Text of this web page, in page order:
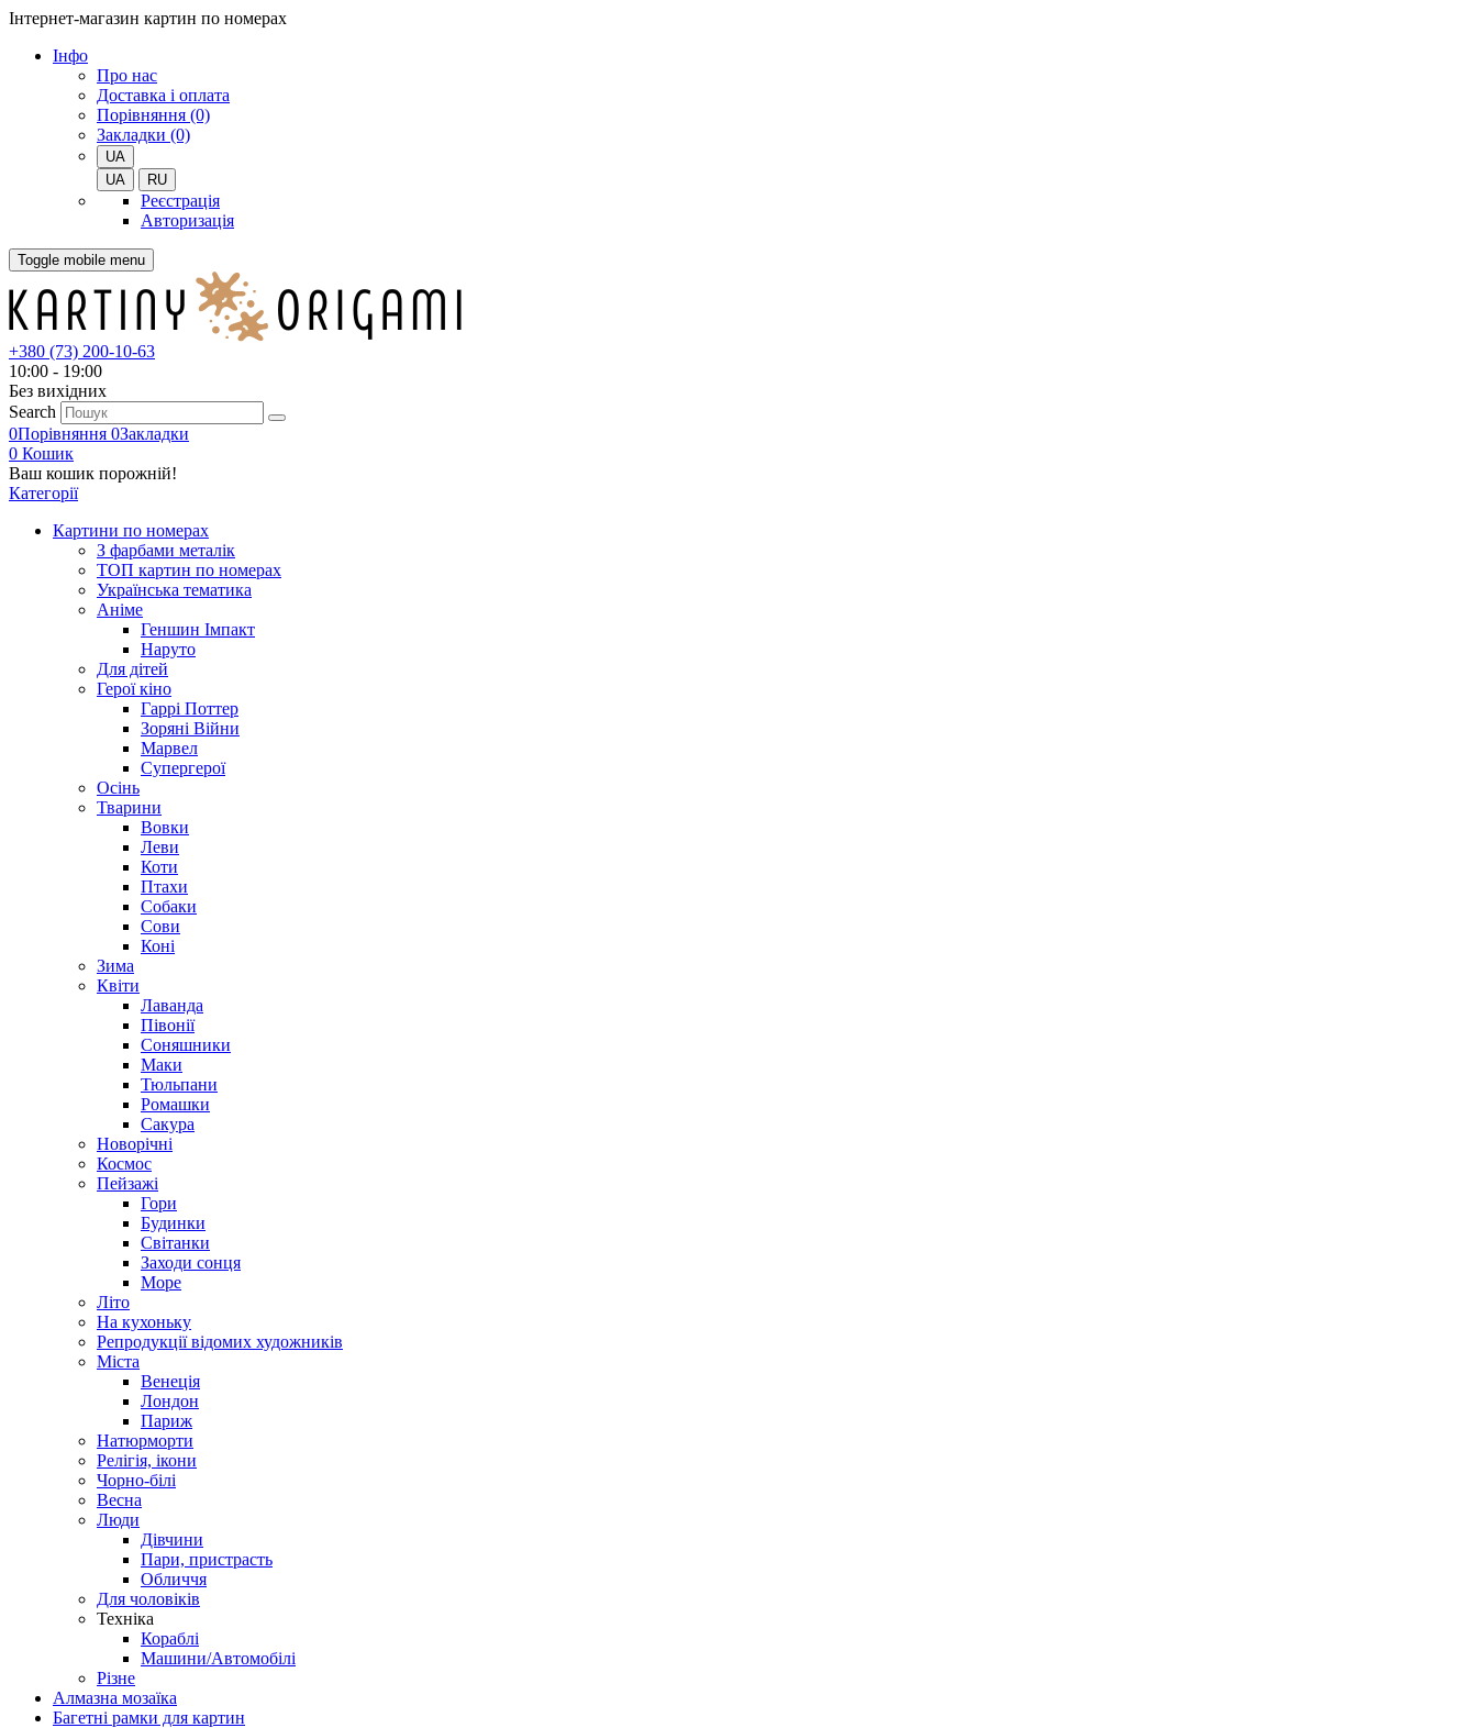
Інтернет-магазин картин по номерах
Iнфо
Про нас
Доставка і оплата
Порівняння (0)
Закладки (0)
UA
UA
RU
Реєстрація
Авторизація
Toggle mobile menu
+380 (73) 200-10-63
10:00 - 19:00
Без вихiдних
Search
0Порівняння 0Закладки
0 Кошик
Ваш кошик порожній!
Категорії
Картини по номерах
З фарбами металік
ТОП картин по номерах
Українська тематика
Аніме
Геншин Імпакт
Наруто
Для дітей
Герої кіно
Гаррі Поттер
Зоряні Війни
Марвел
Супергерої
Осінь
Тварини
Вовки
Леви
Коти
Птахи
Собаки
Сови
Коні
Зима
Квіти
Лаванда
Півонії
Соняшники
Маки
Тюльпани
Ромашки
Сакура
Новорічні
Космос
Пейзажі
Гори
Будинки
Світанки
Заходи сонця
Море
Літо
На кухоньку
Репродукції відомих художників
Міста
Венеція
Лондон
Париж
Натюрморти
Релігія, ікони
Чорно-білі
Весна
Люди
Дівчини
Пари, пристрасть
Обличчя
Для чоловіків
Техніка
Кораблі
Машини/Автомобілі
Різне
Алмазна мозаїка
Багетні рамки для картин